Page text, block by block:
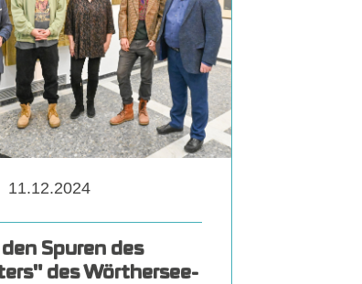
Spuren des
des Wörthersee-
11.12.2024